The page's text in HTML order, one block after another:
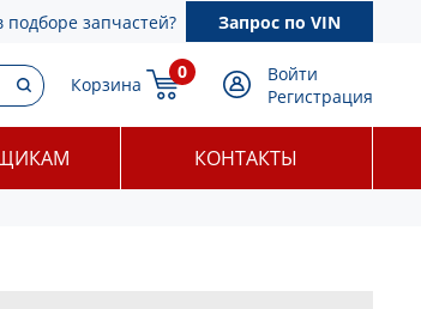
запчастей? Запрос по VIN
Корзина
0
Войти
Регистрация
КОНТАКТЫ